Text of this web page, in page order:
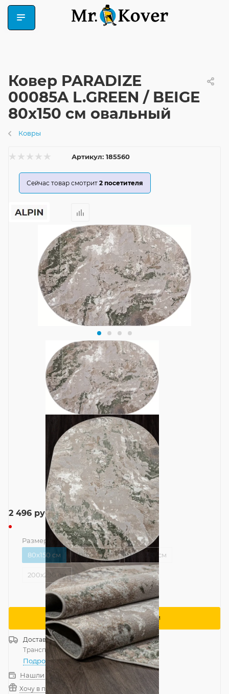
Ковер PARADIZE
00085A L.GREEN / BEIGE
80x150 см овальный
Ковры
Артикул: 185560
Сейчас товар смотрит 2 посетителя
2 496 руб.
Размер —
80x150 см
80x150 см
100x200 см 160x230 см
200x290 см
Сообщить о поступлении
ДоставкаРоссия
Транспортной компанией—бесплатно
Подробнее
Нашли дешевле?
Хочу в подарок